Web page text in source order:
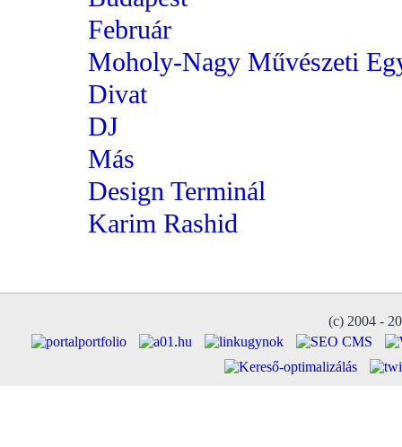
Február
Moholy-Nagy Művészeti
Divat
DJ
Más
Design Terminál
Karim Rashid
(c) 2004 -